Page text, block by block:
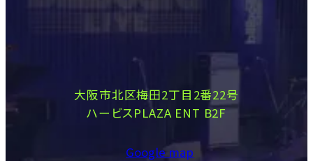
大阪市北区梅田2丁目2番22号
ハービスPLAZA ENT B2F
Google map